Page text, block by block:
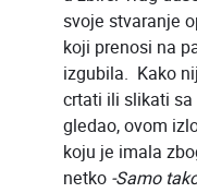
svoje stvaranje
koji prenosi na
izgubila. Kako
crtati ili slikati
gledao, ovom
koju je imala
netko -Samo